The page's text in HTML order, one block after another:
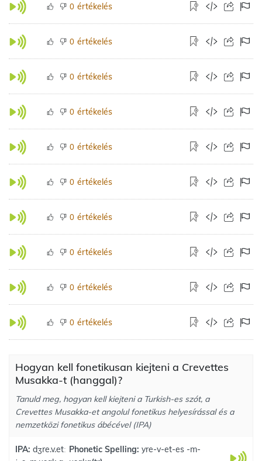
0 értékelés
0 értékelés
0 értékelés
0 értékelés
0 értékelés
0 értékelés
0 értékelés
0 értékelés
0 értékelés
0 értékelés
Hogyan kell fonetikusan kiejteni a Crevettes
Musakka-t (hanggal)?
Tanuld meg, hogyan kell kiejteni a Turkish-es szót, a
Crevettes Musakka-et angolul fonetikus helyesírással és a
nemzetközi fonetikus ábécével (IPA)
IPA: dʒre.v.etː Phonetic Spelling:yre-v-et-es -m-